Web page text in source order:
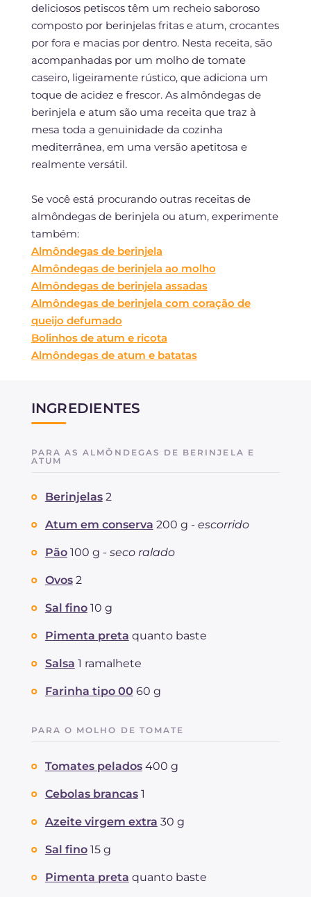
deliciosos petiscos têm um recheio saboroso
composto por berinjelas fritas e atum, crocantes
por fora e macias por dentro. Nesta receita, são
acompanhadas por um molho de tomate
caseiro, ligeiramente rústico, que adiciona um
toque de acidez e frescor. As almôndegas de
berinjela e atum são uma receita que traz à
mesa toda a genuinidade da cozinha
mediterrânea, em uma versão apetitosa e
realmente versátil.
Se você está procurando outras receitas de
almôndegas de berinjela ou atum, experimente
também:
Almôndegas de berinjela
Almôndegas de berinjela ao molho
Almôndegas de berinjela assadas
Almôndegas de berinjela com coração de
queijo defumado
Bolinhos de atum e ricota
Almôndegas de atum e batatas
INGREDIENTES
PARA AS ALMÔNDEGAS DE BERINJELA E
ATUM
Berinjelas 2
Atum em conserva 200 g - escorrido
Pão 100 g - seco ralado
Ovos 2
Sal fino 10 g
Pimenta preta quanto baste
Salsa 1 ramalhete
Farinha tipo 00 60 g
PARA O MOLHO DE TOMATE
Tomates pelados 400 g
Cebolas brancas 1
Azeite virgem extra 30 g
Sal fino 15 g
Pimenta preta quanto baste